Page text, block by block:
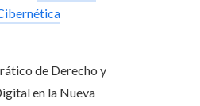
de Derecho y
en la Nueva